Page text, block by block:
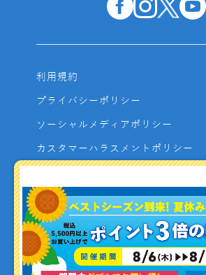
利用規約
プライバシーポリシー
ソーシャルメディアポリシー
カスタマーハラスメントポリシー
よくあるご質問
お問い合わせ
利用者資金の保全方法